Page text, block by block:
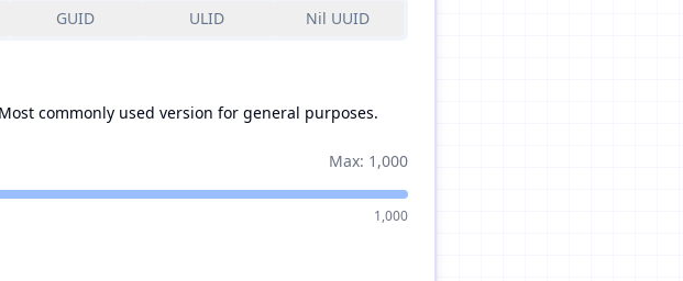
GUID ULID Nil UUID
commonly used version for general purposes.
Max: 1,000
1,000